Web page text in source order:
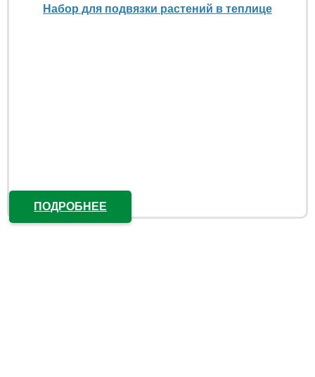
Набор для подвязки растений в теплице
ПОДРОБНЕЕ